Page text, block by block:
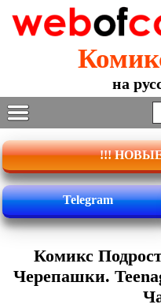
на
!!!
Telegram
Комикс
Черепашки.